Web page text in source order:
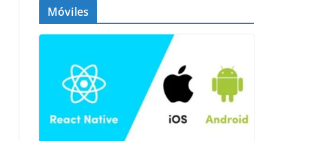
Móviles